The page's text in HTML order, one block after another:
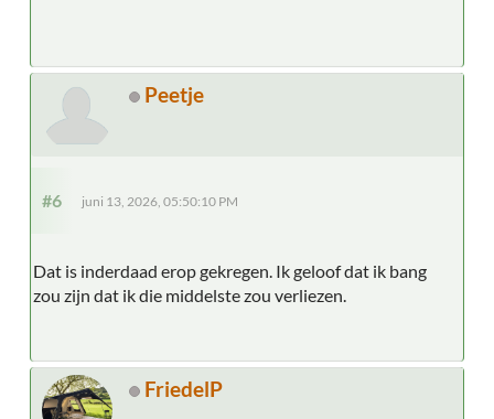
Peetje
#6 juni 13, 2026, 05:50:10 PM
Dat is inderdaad erop gekregen. Ik geloof dat ik bang
zou zijn dat ik die middelste zou verliezen.
FriedelP